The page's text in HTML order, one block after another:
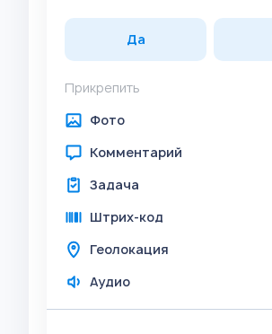
Да
Прикрепить
Фото
Комментарий
Задача
Штрих-код
Геолокация
Аудио